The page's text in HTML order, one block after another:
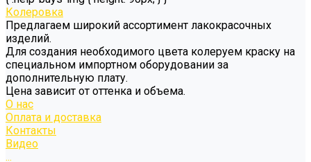
Колеровка
Предлагаем широкий ассортимент лакокрасочных
изделий.
Для создания необходимого цвета колеруем краску на
специальном импортном оборудовании за
дополнительную плату.
Цена зависит от оттенка и объема.
О нас
Оплата и доставка
Контакты
Видео
...